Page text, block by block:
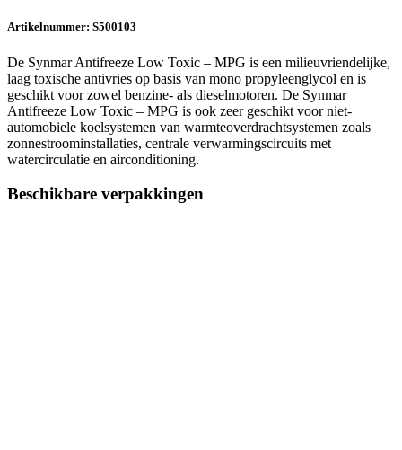
Artikelnummer: S500103
De Synmar Antifreeze Low Toxic – MPG is een milieuvriendelijke,
laag toxische antivries op basis van mono propyleenglycol en is
geschikt voor zowel benzine- als dieselmotoren. De Synmar
Antifreeze Low Toxic – MPG is ook zeer geschikt voor niet-
automobiele koelsystemen van warmteoverdrachtsystemen zoals
zonnestroominstallaties, centrale verwarmingscircuits met
watercirculatie en airconditioning.
Beschikbare verpakkingen